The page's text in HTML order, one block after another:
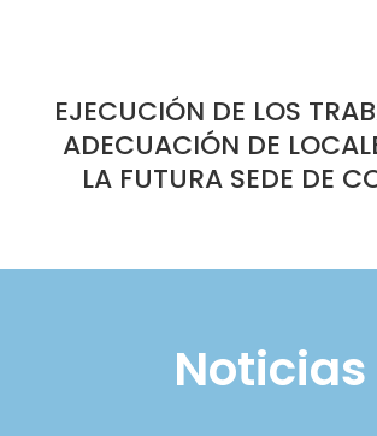
EJECUCIÓN DE LOS
ADECUACIÓN DE
LA FUTURA SEDE DE
Noticias